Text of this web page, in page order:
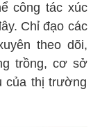
công tác xúc
Chỉ đạo các
theo dõi,
trồng, cơ sở
của thị trường